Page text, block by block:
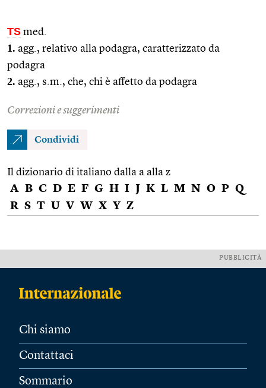
TS med.
1. agg., relativo alla podagra, caratterizzato da
podagra
2. agg., s.m., che, chi è affetto da podagra
Correzioni e suggerimenti
Condividi
Il dizionario di italiano dalla a alla z
A B C D E F G H I J K L M N O P Q
R S T U V W X Y Z
PUBBLICITÀ
Chi siamo
Contattaci
Sommario